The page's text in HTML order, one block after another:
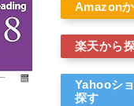
Amazon
楽天から
Yahooシ
探す